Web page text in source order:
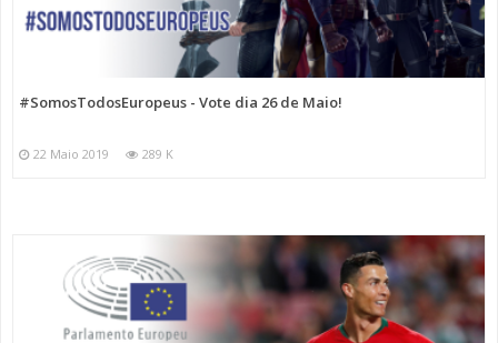
#SomosTodosEuropeus - Vote dia 26 de Maio!
22 Maio 2019 289 K